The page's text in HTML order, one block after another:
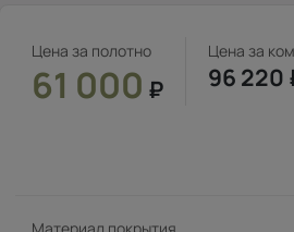
Цена за полотно
61 000 ₽
Цена за
96 220